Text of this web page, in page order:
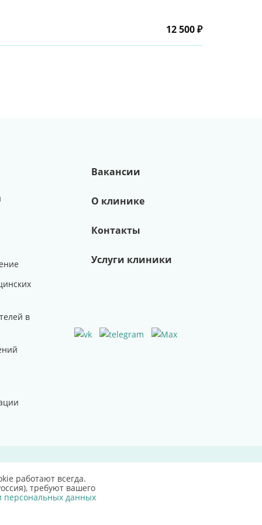
12 500 ₽
в
Вакансии
О клинике
Контакты
Услуги клиники
Для детальной информации свяжитесь с нами
работают всегда.
требуют вашего
персональных данных